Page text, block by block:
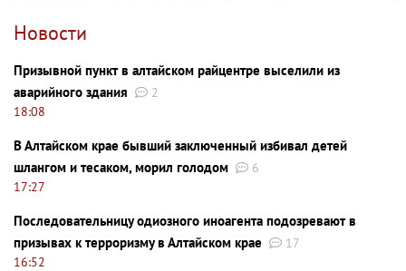
Новости
Призывной пункт в алтайском райцентре выселили из
аварийного здания
2
18:08
В Алтайском крае бывший заключенный избивал детей
шлангом и тесаком, морил голодом
6
17:27
Последовательницу одиозного иноагента подозревают в
призывах к терроризму в Алтайском крае
17
16:52